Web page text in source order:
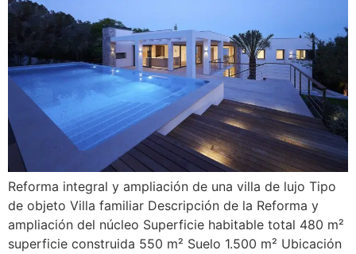
Reforma integral y ampliación de una villa de lujo Tipo
de objeto Villa familiar Descripción de la Reforma y
ampliación del núcleo Superficie habitable total 480 m²
superficie construida 550 m² Suelo 1.500 m² Ubicación